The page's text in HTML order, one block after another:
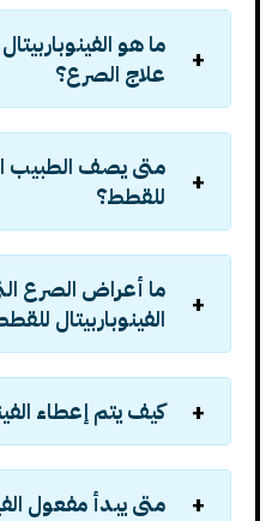
ما هو
علاج الصرع؟
متى يصف الطبيب
للقطط؟
ما أعراض الصرع
الفينوباربيتال
كيف يتم إعطاء
متى يبدأ مفعول